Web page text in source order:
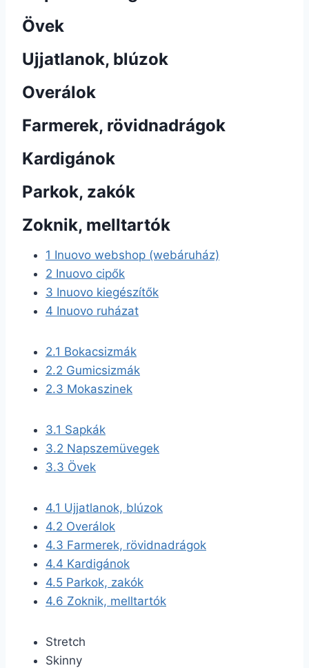
Övek
Ujjatlanok, blúzok
Overálok
Farmerek, rövidnadrágok
Kardigánok
Parkok, zakók
Zoknik, melltartók
1 Inuovo webshop (webáruház)
2 Inuovo cipők
3 Inuovo kiegészítők
4 Inuovo ruházat
2.1 Bokacsizmák
2.2 Gumicsizmák
2.3 Mokaszinek
3.1 Sapkák
3.2 Napszemüvegek
3.3 Övek
4.1 Ujjatlanok, blúzok
4.2 Overálok
4.3 Farmerek, rövidnadrágok
4.4 Kardigánok
4.5 Parkok, zakók
4.6 Zoknik, melltartók
Stretch
Skinny